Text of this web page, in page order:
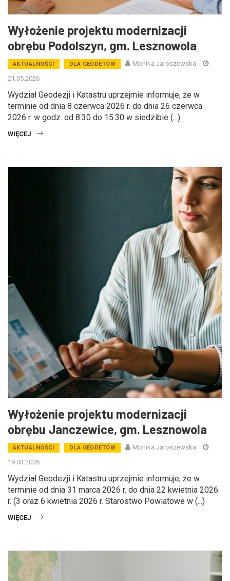
Wyłożenie projektu modernizacji
obrębu Podolszyn, gm. Lesznowola
AKTUALNOŚCI DLA GEODETÓW
Monika Jaroszewska
21.05.2026
Wydział Geodezji i Katastru uprzejmie informuje, że w
terminie od dnia 8 czerwca 2026 r. do dnia 26 czerwca
2026 r. w godz. od 8.30 do 15.30 w siedzibie (...)
WIĘCEJ
Wyłożenie projektu modernizacji
obrębu Janczewice, gm. Lesznowola
AKTUALNOŚCI DLA GEODETÓW
Monika Jaroszewska
19.03.2026
Wydział Geodezji i Katastru uprzejmie informuje, że w
terminie od dnia 31 marca 2026 r. do dnia 22 kwietnia 2026
r. (3 oraz 6 kwietnia 2026 r. Starostwo Powiatowe w (...)
WIĘCEJ